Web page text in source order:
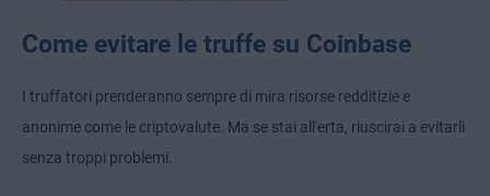
Come evitare le truffe su Coinbase
I truffatori prenderanno sempre di mira risorse redditizie e
anonime come le criptovalute. Ma se stai all'erta, riuscirai a evitarli
senza troppi problemi.